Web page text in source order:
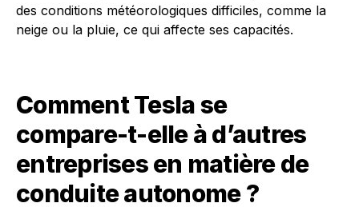
des conditions météorologiques difficiles, comme la
neige ou la pluie, ce qui affecte ses capacités.
Comment Tesla se
compare-t-elle à d’autres
entreprises en matière de
conduite autonome ?